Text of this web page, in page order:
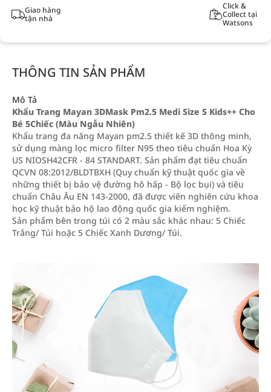
Giao hàng
tận nhà
Click &
Collect tại
Watsons
THÔNG TIN SẢN PHẨM
Mô Tả
Khẩu Trang Mayan 3DMask Pm2.5 Medi Size S Kids++ Cho
Bé 5Chiếc (Màu Ngẫu Nhiên)
Khẩu trang đa năng Mayan pm2.5 thiết kế 3D thông minh,
sử dụng màng lọc micro filter N95 theo tiêu chuẩn Hoa Kỳ
US NIOSH42CFR - 84 STANDART. Sản phẩm đạt tiêu chuẩn
QCVN 08:2012/BLDTBXH (Quy chuẩn kỹ thuật quốc gia về
những thiết bị bảo vệ đường hô hấp - Bộ lọc bụi) và tiêu
chuẩn Châu Âu EN 143-2000, đã được viên nghiên cứu khoa
học kỹ thuật bảo hộ lao động quốc gia kiểm nghiệm.
Sản phẩm bên trong túi có 2 màu sắc khác nhau: 5 Chiếc
Trắng/ Túi hoặc 5 Chiếc Xanh Dương/ Túi.